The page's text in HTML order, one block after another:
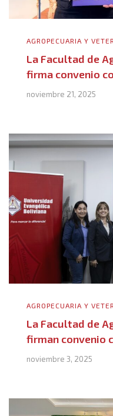
AGROPECUARIA Y
La Facultad de
firma convenio
noviembre 21, 2025
AGROPECUARIA Y
La Facultad de
firman convenio
noviembre 3, 2025